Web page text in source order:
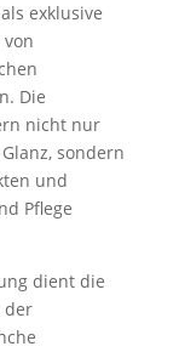
exklusive
Die
nicht nur
sondern
und
Pflege
dient die
der